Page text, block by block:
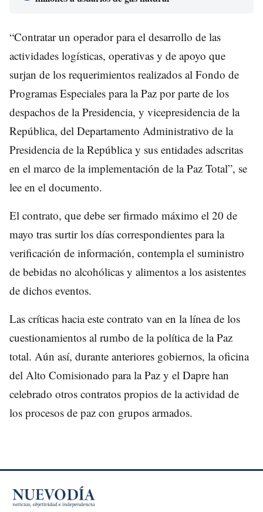
“Contratar un operador para el desarrollo de las
actividades logísticas, operativas y de apoyo que
surjan de los requerimientos realizados al Fondo de
Programas Especiales para la Paz por parte de los
despachos de la Presidencia, y vicepresidencia de la
República, del Departamento Administrativo de la
Presidencia de la República y sus entidades adscritas
en el marco de la implementación de la Paz Total”, se
lee en el documento.
El contrato, que debe ser firmado máximo el 20 de
mayo tras surtir los días correspondientes para la
verificación de información, contempla el suministro
de bebidas no alcohólicas y alimentos a los asistentes
de dichos eventos.
Las críticas hacia este contrato van en la línea de los
cuestionamientos al rumbo de la política de la Paz
total. Aún así, durante anteriores gobiernos, la oficina
del Alto Comisionado para la Paz y el Dapre han
celebrado otros contratos propios de la actividad de
los procesos de paz con grupos armados.